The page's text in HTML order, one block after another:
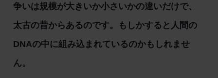
争いは規模が大きいか小さいかの違いだけで、
太古の昔からあるのです。もしかすると人間の
DNAの中に組み込まれているのかもしれませ
ん。